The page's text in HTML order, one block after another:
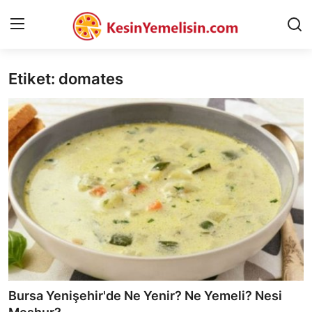
AnaSayfa
Gizlilik Sözleşmesi
Rüya Tabirleri
Diyet & Sağlıklı Beslenme
İletişim
Şehirler
Helal Gıda & Dini Hükümler
Gıda Güvenliği & Bilimi
Etiket: domates
Bursa Yenişehir'de Ne Yenir? Ne Yemeli? Nesi